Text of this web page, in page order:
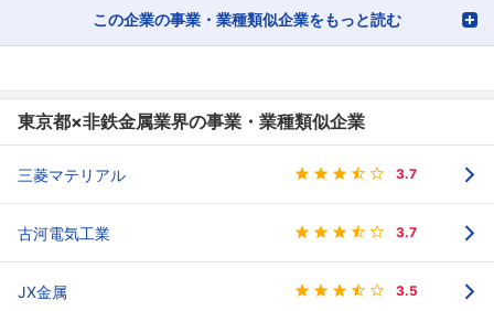
この企業の事業・業種類似企業をもっと読む
東京都×非鉄金属業界の事業・業種類似企業
三菱マテリアル 3.7
古河電気工業 3.7
JX金属 3.5